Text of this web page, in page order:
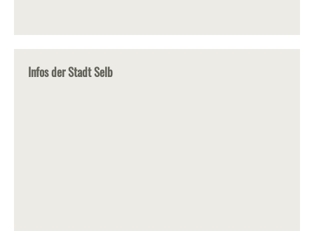
Infos der Stadt Selb